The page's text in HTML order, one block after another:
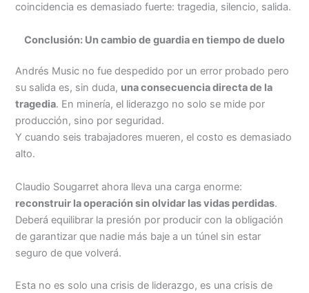
coincidencia es demasiado fuerte: tragedia, silencio, salida.
Conclusión: Un cambio de guardia en tiempo de duelo
Andrés Music no fue despedido por un error probado pero
su salida es, sin duda, una consecuencia directa de la
tragedia. En minería, el liderazgo no solo se mide por
producción, sino por seguridad.
Y cuando seis trabajadores mueren, el costo es demasiado
alto.
Claudio Sougarret ahora lleva una carga enorme:
reconstruir la operación sin olvidar las vidas perdidas.
Deberá equilibrar la presión por producir con la obligación
de garantizar que nadie más baje a un túnel sin estar
seguro de que volverá.
Esta no es solo una crisis de liderazgo, es una crisis de